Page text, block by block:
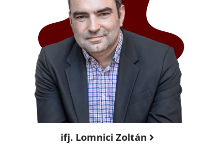
ifj. Lomnici Zoltán